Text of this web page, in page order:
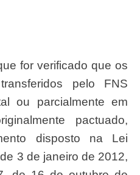
pelo FNS
ou parcialmente em
pactuado,
disposto na Lei
3 de janeiro de 2012,